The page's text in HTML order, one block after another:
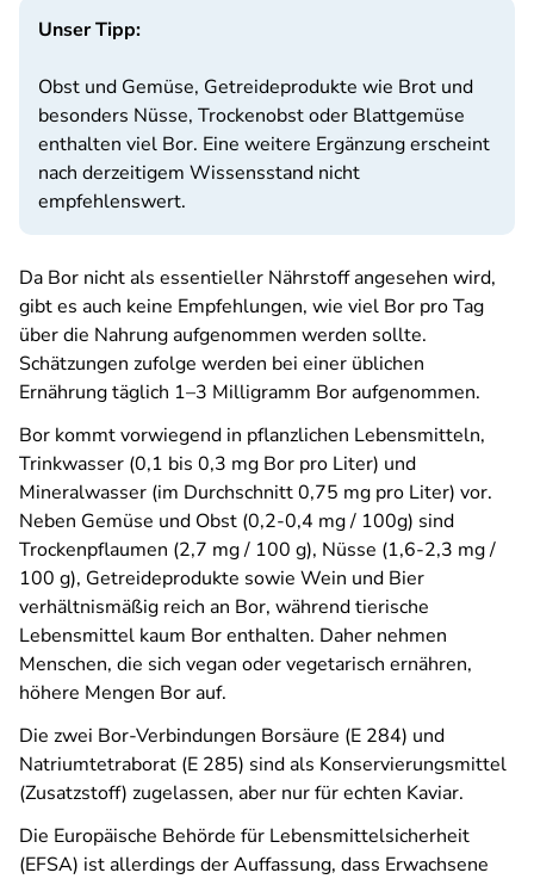
Unser Tipp:
Obst und Gemüse, Getreideprodukte wie Brot und
besonders Nüsse, Trockenobst oder Blattgemüse
enthalten viel Bor. Eine weitere Ergänzung erscheint
nach derzeitigem Wissensstand nicht
empfehlenswert.
Da Bor nicht als essentieller Nährstoff angesehen wird,
gibt es auch keine Empfehlungen, wie viel Bor pro Tag
über die Nahrung aufgenommen werden sollte.
Schätzungen zufolge werden bei einer üblichen
Ernährung täglich 1–3 Milligramm Bor aufgenommen.
Bor kommt vorwiegend in pflanzlichen Lebensmitteln,
Trinkwasser (0,1 bis 0,3 mg Bor pro Liter) und
Mineralwasser (im Durchschnitt 0,75 mg pro Liter) vor.
Neben Gemüse und Obst (0,2-0,4 mg / 100g) sind
Trockenpflaumen (2,7 mg / 100 g), Nüsse (1,6-2,3 mg /
100 g), Getreideprodukte sowie Wein und Bier
verhältnismäßig reich an Bor, während tierische
Lebensmittel kaum Bor enthalten. Daher nehmen
Menschen, die sich vegan oder vegetarisch ernähren,
höhere Mengen Bor auf.
Die zwei Bor-Verbindungen Borsäure (E 284) und
Natriumtetraborat (E 285) sind als Konservierungsmittel
(Zusatzstoff) zugelassen, aber nur für echten Kaviar.
Die Europäische Behörde für Lebensmittelsicherheit
(EFSA) ist allerdings der Auffassung, dass Erwachsene